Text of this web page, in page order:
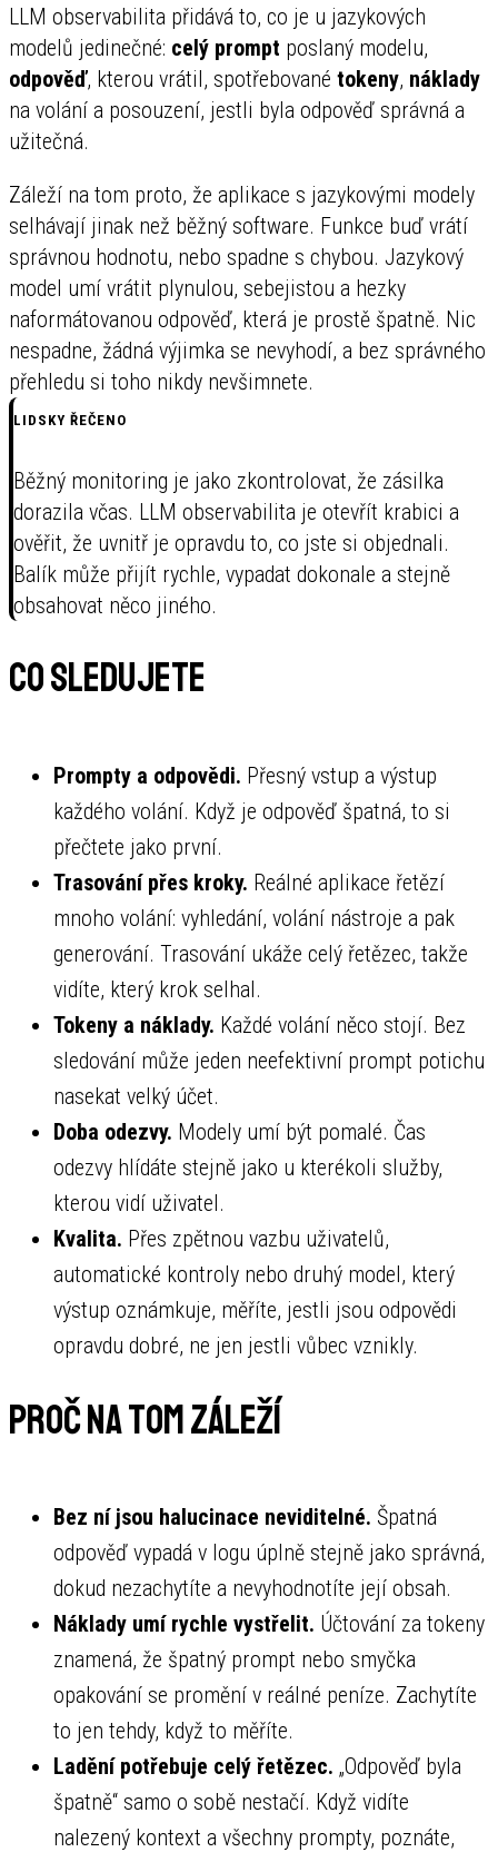
LLM observabilita přidává to, co je u jazykových
modelů jedinečné: celý prompt poslaný modelu,
odpověď, kterou vrátil, spotřebované tokeny, náklady
na volání a posouzení, jestli byla odpověď správná a
užitečná.
Záleží na tom proto, že aplikace s jazykovými modely
selhávají jinak než běžný software. Funkce buď vrátí
správnou hodnotu, nebo spadne s chybou. Jazykový
model umí vrátit plynulou, sebejistou a hezky
naformátovanou odpověď, která je prostě špatně. Nic
nespadne, žádná výjimka se nevyhodí, a bez správného
přehledu si toho nikdy nevšimnete.
LIDSKY ŘEČENO
Běžný monitoring je jako zkontrolovat, že zásilka
dorazila včas. LLM observabilita je otevřít krabici a
ověřit, že uvnitř je opravdu to, co jste si objednali.
Balík může přijít rychle, vypadat dokonale a stejně
obsahovat něco jiného.
Co sledujete
Prompty a odpovědi. Přesný vstup a výstup
každého volání. Když je odpověď špatná, to si
přečtete jako první.
Trasování přes kroky. Reálné aplikace řetězí
mnoho volání: vyhledání, volání nástroje a pak
generování. Trasování ukáže celý řetězec, takže
vidíte, který krok selhal.
Tokeny a náklady. Každé volání něco stojí. Bez
sledování může jeden neefektivní prompt potichu
nasekat velký účet.
Doba odezvy. Modely umí být pomalé. Čas
odezvy hlídáte stejně jako u kterékoli služby,
kterou vidí uživatel.
Kvalita. Přes zpětnou vazbu uživatelů,
automatické kontroly nebo druhý model, který
výstup oznámkuje, měříte, jestli jsou odpovědi
opravdu dobré, ne jen jestli vůbec vznikly.
Proč na tom záleží
Bez ní jsou halucinace neviditelné. Špatná
odpověď vypadá v logu úplně stejně jako správná,
dokud nezachytíte a nevyhodnotíte její obsah.
Náklady umí rychle vystřelit. Účtování za tokeny
znamená, že špatný prompt nebo smyčka
opakování se promění v reálné peníze. Zachytíte
to jen tehdy, když to měříte.
Ladění potřebuje celý řetězec. „Odpověď byla
špatně“ samo o sobě nestačí. Když vidíte
nalezený kontext a všechny prompty, poznáte,